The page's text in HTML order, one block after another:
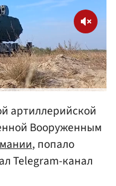
артиллерийской
Вооруженным
, попало
Telegram-канал